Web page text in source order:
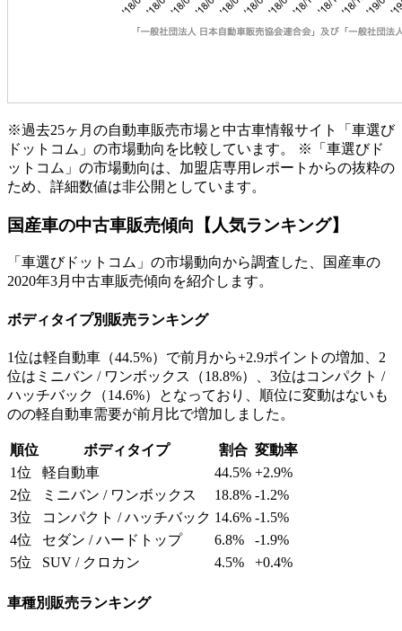
※過去25ヶ月の自動車販売市場と中古車情報サイト「車選び
ドットコム」の市場動向を比較しています。 ※「車選びド
ットコム」の市場動向は、加盟店専用レポートからの抜粋の
ため、詳細数値は非公開としています。
国産車の中古車販売傾向【人気ランキング】
「車選びドットコム」の市場動向から調査した、国産車の
2020年3月中古車販売傾向を紹介します。
ボディタイプ別販売ランキング
1位は軽自動車（44.5%）で前月から+2.9ポイントの増加、2
位はミニバン / ワンボックス（18.8%）、3位はコンパクト /
ハッチバック（14.6%）となっており、順位に変動はないも
のの軽自動車需要が前月比で増加しました。
順位 ボディタイプ 割合 変動率
1位
軽自動車 44.5% +2.9%
2位
ミニバン / ワンボックス 18.8% -1.2%
3位
コンパクト / ハッチバック 14.6% -1.5%
4位
セダン / ハードトップ 6.8%
-1.9%
5位
SUV / クロカン 4.5% +0.4%
車種別販売ランキング